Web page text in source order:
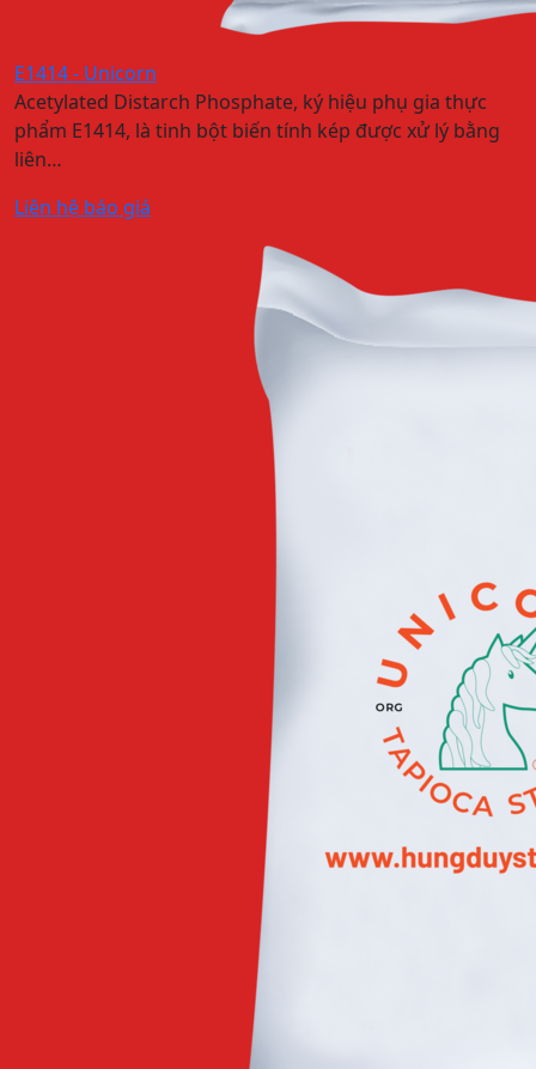
E1414 - Unicorn
Acetylated Distarch Phosphate, ký hiệu phụ gia thực
phẩm E1414, là tinh bột biến tính kép được xử lý bằng
liên…
Liên hệ báo giá